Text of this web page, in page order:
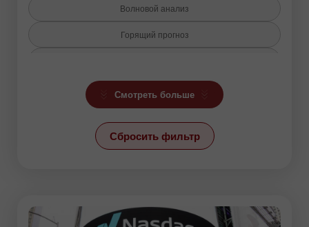
Волновой анализ
Горящий прогноз
Новости
Прогнозы
Смотреть больше
Сбросить фильтр